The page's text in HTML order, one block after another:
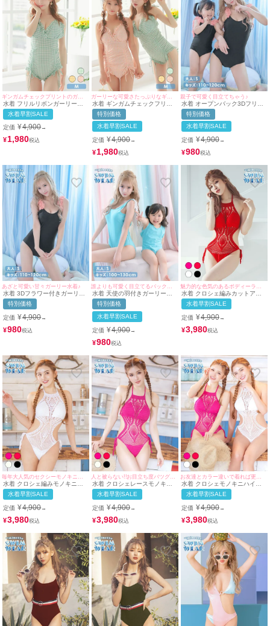
水着 フリルリボンガーリー体
型カバーギンガムチェックモノ
キニビキニ
水着早割SALE
定価 ¥4,900→
¥1,980
ガーリーな可愛さたっぷりなギンガムチェック水着♪
水着 ギンガムチェックフリル
リボンガーリー体型カバーモノ
キニビキニ
特別価格
水着早割SALE
定価 ¥4,900→
¥1,980
親子で可愛く目立てちゃう♪
水着 オープンバック3Dフリル
デザインガーリーペアモノキニ
ビキニ
特別価格
水着早割SALE
定価 ¥4,900→
¥980
あざと可愛い甘々ガーリー水着♪
水着 3Dフラワー付きガーリー
モノキニビキニ
特別価格
定価 ¥4,900→
¥980
水着 天使の羽付きガーリーバ
ックコンシャスペアモノキニビ
キニ特別価格
水着早割SALE
定価 ¥4,900→
¥980
水着 クロシェ編みカットアウ
トモノキニホルターネックビキ
ニ水着早割SALE
定価 ¥4,900→
¥3,980
水着 クロシェ編みモノキニハ
イネックホルターネックビキニ
水着早割SALE
定価 ¥4,900→
¥3,980
水着 クロシェレースモノキニ
ハイネックビキニ
水着早割SALE
定価 ¥4,900→
¥3,980
お友達とカラー違いで着れば更にお目立ち度UP♪
水着 クロシェモノキニハイネ
ックビキニ
水着早割SALE
定価 ¥4,900→
¥3,980